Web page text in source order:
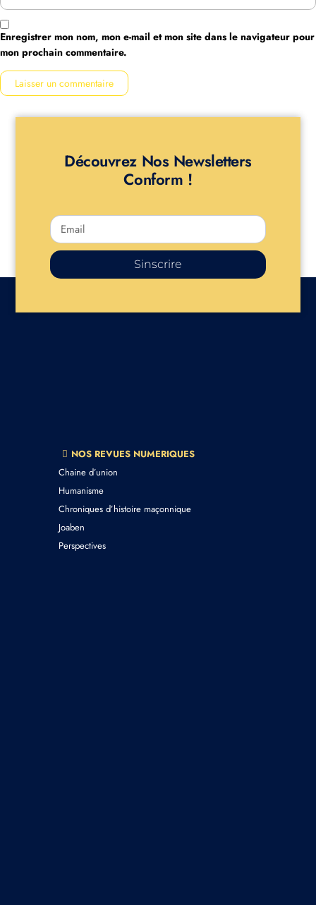
Enregistrer mon nom, mon e-mail et mon site dans le navigateur pour
mon prochain commentaire.
Découvrez Nos Newsletters
Conform !
Sinscrire
NOS REVUES NUMERIQUES
Chaine d’union
Humanisme
Chroniques d’histoire maçonnique
Joaben
Perspectives